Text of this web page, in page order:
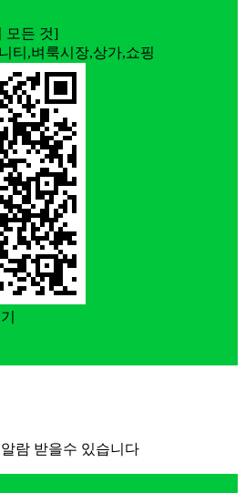
모든 것]
티,벼룩시장,상가,쇼핑
람 받을수 있습니다